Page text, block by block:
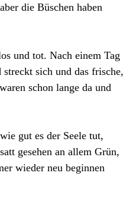
die Büschen haben
und tot. Nach einem Tag
sich und das frische,
schon lange da und
gut es der Seele tut,
gesehen an allem Grün,
wieder neu beginnen